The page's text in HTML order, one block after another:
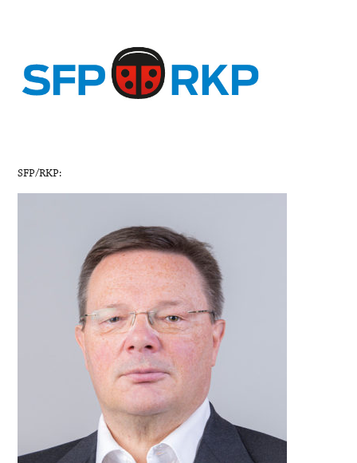
SFP/RKP: